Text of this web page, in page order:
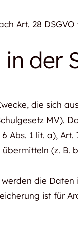
Art. 28 DSGVO
der
die sich
MV).
1 lit. a), Art.
(z. B.
die
ist für